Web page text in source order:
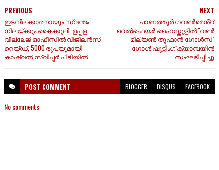
NEXT
പാണത്തൂർ ഗവൺമെൻ്റ്
വെൽഫെയർ ഹൈസ്കൂളിൽ "വൺ
മില്യൺ തൂഫാൻ ഗോൾസ്"
ഗോൾ ഷൂട്ടിംഗ് ക്യാമ്പയിൻ
സംഘടിപ്പിച്ചു
PREVIOUS
ഇടനിലക്കാരനായും സ്വന്തം
നിലയ്ക്കും കൈക്കൂലി, ഉപ്പള
വില്ലേജ് ഓഫീസിൽ വിജിലൻസ്
റെയ്ഡ്, 5000 രൂപയുമായി
കാഷ്വൽ സ്വീപ്പർ പിടിയിൽ
POST COMMENT BLOGGER DISQUS FACEBOOK
No comments